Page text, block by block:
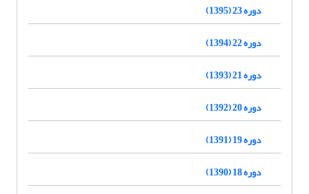
دوره 23 (1395)
دوره 22 (1394)
دوره 21 (1393)
دوره 20 (1392)
دوره 19 (1391)
دوره 18 (1390)